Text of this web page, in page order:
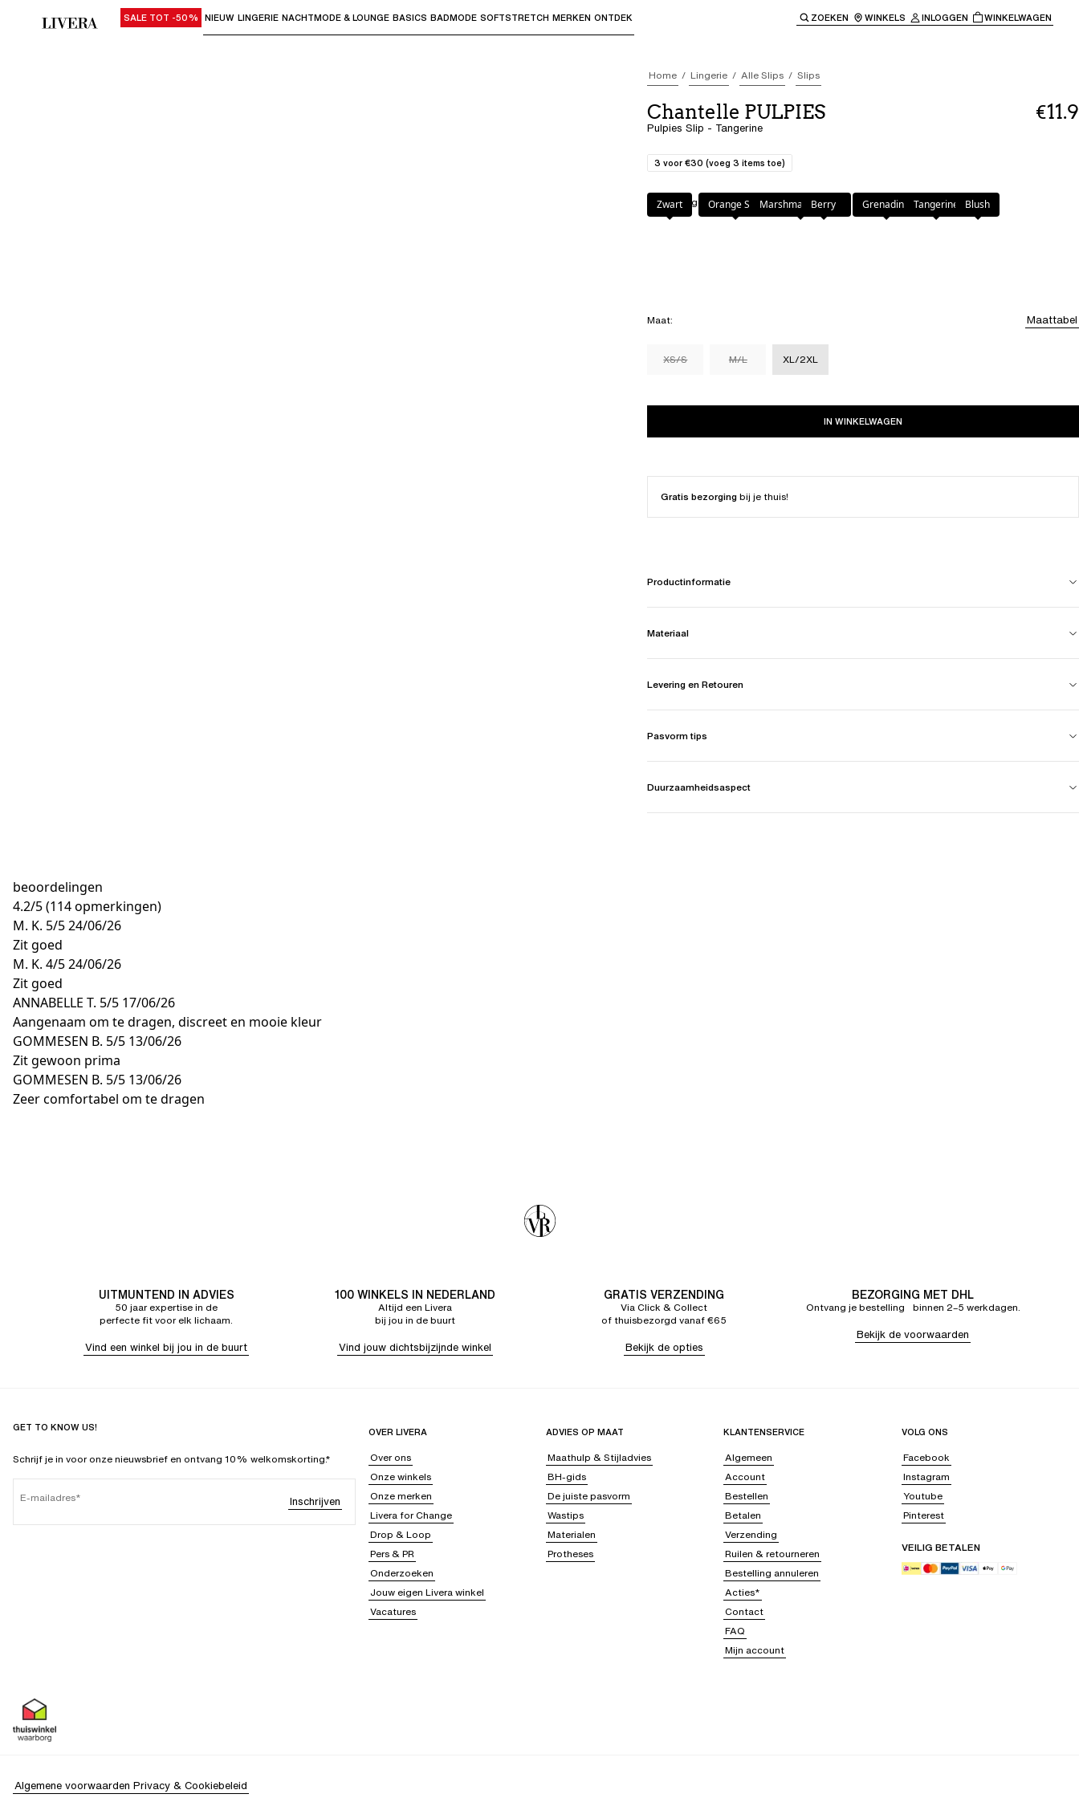
Gebruik "Pijl omlaag" of "Enter" om submenu's te openen en "Pijl omhoog" of "Escape" om terug te keren naar de hoofdnavigatie.
SALE TOT -50% NIEUW LINGERIE NACHTMODE & LOUNGE BASICS BADMODE SOFTSTRETCH MERKEN ONTDEK ZOEKEN WINKELS INLOGGEN WINKELWAGEN
Home Lingerie Alle Slips Slips
Chantelle PULPIES
Pulpies Slip - Tangerine
€11.9
3 voor €30 (voeg 3 items toe)
Kleur: Tangerine
Zwart Orange SariMarshmallow Pink
Berry Grenadine Tangerine Blush
Maat: Maattabel
XS/S M/L XL/2XL
IN WINKELWAGEN
Gratis bezorgingbij je thuis!
Productinformatie
Materiaal
Levering en Retouren
Pasvorm tips
Duurzaamheidsaspect
beoordelingen
4.2/5(114 opmerkingen)
M. K. 5/524/06/26
Zit goed
M. K. 4/524/06/26
Zit goed
ANNABELLE T. 5/5 17/06/26
Aangenaam om te dragen, discreet en mooie kleur
GOMMESEN B. 5/5 13/06/26
Zit gewoon prima
GOMMESEN B. 5/5 13/06/26
Zeer comfortabel om te dragen
UITMUNTEND IN ADVIES
50 jaar expertise in de
perfecte fit voor elk lichaam.
Vind een winkel bij jou in de buurt
100 WINKELS IN NEDERLAND
Altijd een Livera
bij jou in de buurt
Vind jouw dichtsbijzijnde winkel
GRATIS VERZENDING
Via Click & Collect
of thuisbezorgd vanaf €65
Bekijk de opties
BEZORGING MET DHL
Ontvang je bestelling binnen 2–5 werkdagen.
Bekijk de voorwaarden
GET TO KNOW US!
Schrijf je in voor onze nieuwsbrief en ontvang 10% welkomskorting.*
E-mailadres Inschrijven
OVER LIVERA
Over ons
Onze winkels
Onze merken
Livera for Change
Drop & Loop
Pers & PR
Onderzoeken
Jouw eigen Livera winkel
Vacatures
ADVIES OP MAAT
Maathulp & Stijladvies
BH-gids
De juiste pasvorm
Wastips
Materialen
Protheses
KLANTENSERVICE
Algemeen
Account
Bestellen
Betalen
Verzending
Ruilen & retourneren
Bestelling annuleren
Acties*
Contact
FAQ
Mijn account
VOLG ONS
Facebook
Instagram
Youtube
Pinterest
VEILIG BETALEN
Algemene voorwaarden Privacy & Cookiebeleid